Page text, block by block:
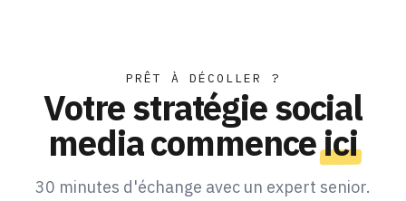
PRÊT À DÉCOLLER ?
Votre stratégie social
media commenceici
30 minutes d'échange avec un expert senior.